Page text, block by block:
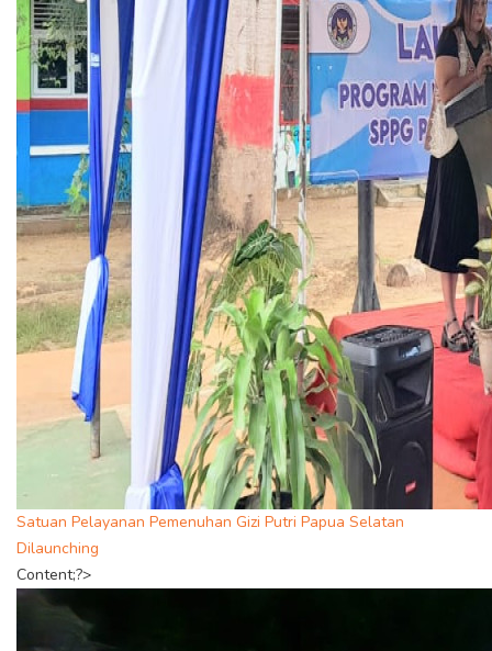
Satuan Pelayanan Pemenuhan Gizi Putri Papua Selatan
Dilaunching
Content;?>